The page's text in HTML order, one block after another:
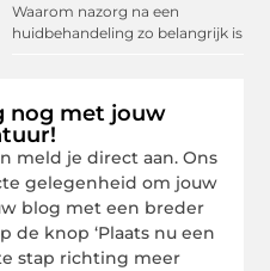
Waarom nazorg na een
huidbehandeling zo belangrijk is
nog met jouw
meld je direct aan. Ons
gelegenheid om jouw
blog met een breder
de knop ‘Plaats nu een
stap richting meer